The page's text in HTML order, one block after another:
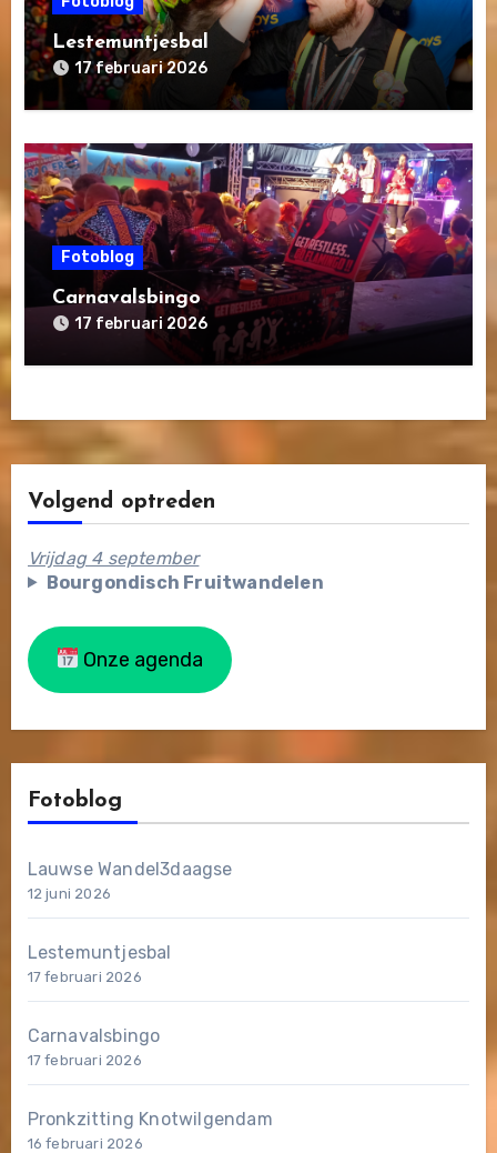
Lestemuntjesbal
17 februari 2026
Fotoblog
Carnavalsbingo
17 februari 2026
Volgend optreden
Vrijdag 4 september
Bourgondisch Fruitwandelen
Onze agenda
Fotoblog
Lauwse Wandel3daagse
12 juni 2026
Lestemuntjesbal
17 februari 2026
Carnavalsbingo
17 februari 2026
Pronkzitting Knotwilgendam
16 februari 2026